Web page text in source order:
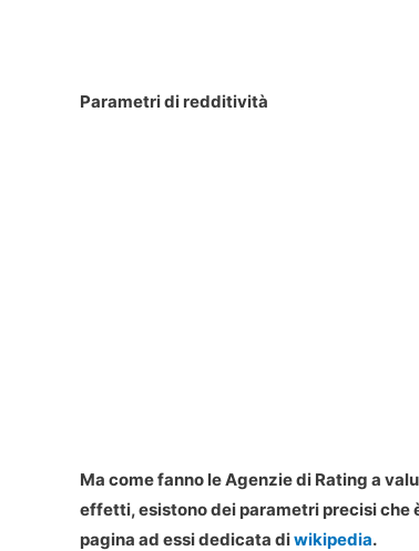
Parametri di redditività
Ma come fanno le Agenzie di Rating a
effetti, esistono dei parametri precisi che
pagina ad essi dedicata diwikipedia.